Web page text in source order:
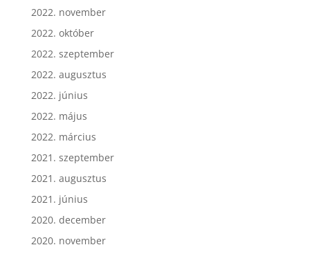
2022. november
2022. október
2022. szeptember
2022. augusztus
2022. június
2022. május
2022. március
2021. szeptember
2021. augusztus
2021. június
2020. december
2020. november